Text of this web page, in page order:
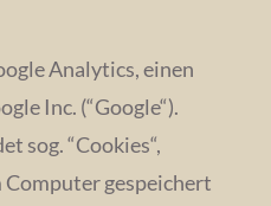
Analytics, einen
Inc. (“Google“).
sog. “Cookies“,
gespeichert